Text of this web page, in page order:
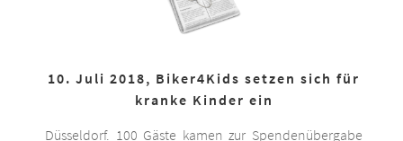
10. Juli 2018, Biker4Kids setzen sich für
kranke Kinder ein
Düsseldorf. 100 Gäste kamen zur Spendenübergabe